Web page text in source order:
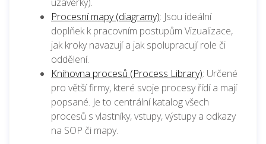
Procesní mapy (diagramy): Jsou ideální
doplňek k pracovním postupům Vizualizace,
jak kroky navazují a jak spolupracují role či
oddělení.
Knihovna procesů (Process Library): Určené
pro větší firmy, které svoje procesy řídí a mají
popsané. Je to centrální katalog všech
procesů s vlastníky, vstupy, výstupy a odkazy
na SOP či mapy.